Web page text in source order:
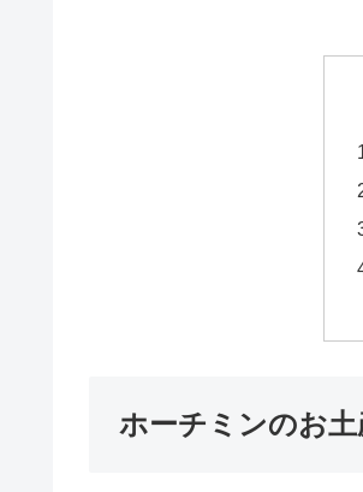
ホーチミンのお